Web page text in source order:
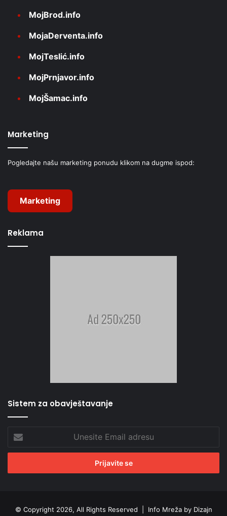
MojBrod.info
MojaDerventa.info
MojTeslić.info
MojPrnjavor.info
MojŠamac.info
Marketing
Pogledajte našu marketing ponudu klikom na dugme ispod:
Marketing
Reklama
Sistem za obavještavanje
Unesite
Email
adresu
© Copyright 2026, All Rights Reserved | Info Mreža by Dizajn